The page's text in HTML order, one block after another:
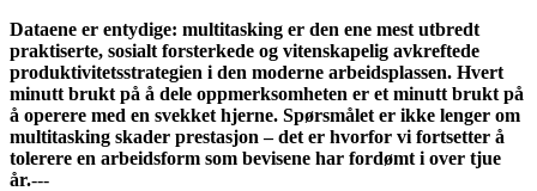
Dataene er entydige: multitasking er den ene mest utbredt
praktiserte, sosialt forsterkede og vitenskapelig avkreftede
produktivitetsstrategien i den moderne arbeidsplassen. Hvert
minutt brukt på å dele oppmerksomheten er et minutt brukt på
å operere med en svekket hjerne. Spørsmålet er ikke lenger om
multitasking skader prestasjon – det er hvorfor vi fortsetter å
tolerere en arbeidsform som bevisene har fordømt i over tjue
år.---